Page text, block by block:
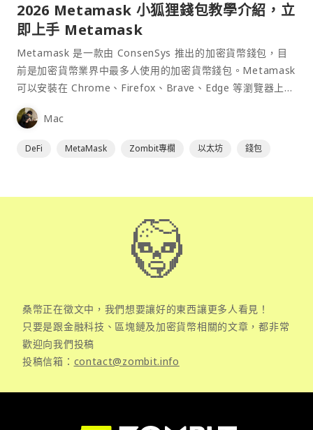
2026 Metamask 小狐狸錢包教學介紹，立
即上手 Metamask
Metamask 是一款由 ConsenSys 推出的加密貨幣錢包，目
前是加密貨幣業界中最多人使用的加密貨幣錢包。Metamask
可以安裝在 Chrome、Firefox、Brave、Edge 等瀏覽器上作
為插件使用，具備許多功能且使用上非常方便。
Mac
DeFi MetaMask Zombit專欄 以太坊 錢包
桑幣正在徵文中，我們想要讓好的東西讓更多人看見！
只要是跟金融科技、區塊鏈及加密貨幣相關的文章，都非常
歡迎向我們投稿
投稿信箱： contact@zombit.info